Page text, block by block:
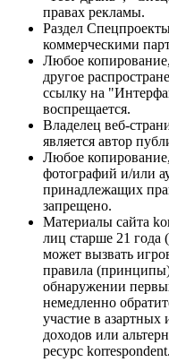
правах рекламы.
Раздел
коммерческими
Любое
другое
ссылку на
воспрещается.
Владелец веб-
является автор
Любое
фотографий и/или
принадлежащих
запрещено.
Материалы сайта
лиц старше 21 года
может вызвать
правила
обнаружении
немедленно
участие в азартных
доходов или
ресурс